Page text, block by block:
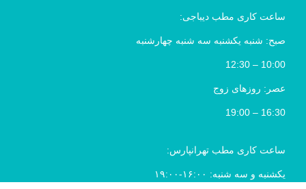
ساعت کاری مطب دیباجی:
صبح: شنبه یکشنبه سه شنبه چهارشنبه
10:00 – 12:30
عصر: روزهای زوج
16:30 – 19:00
ساعت کاری مطب تهرانپارس:
یکشنبه و سه شنبه: ۱۶:۰۰-۱۹:۰۰